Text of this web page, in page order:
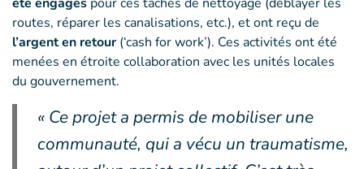
routes, réparer les canalisations, etc.), et ont reçu de
l’argent en retour(‘cash for work’). Ces activités ont été
menées en étroite collaboration avec les unités locales
du gouvernement.
« Ce projet a permis de mobiliser une
communauté, qui a vécu un traumatisme,